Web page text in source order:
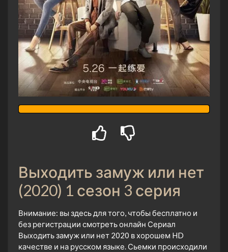
Выходить замуж или нет
(2020) 1 сезон 3 серия
Внимание: вы здесь для того, чтобы бесплатно и
без регистрации смотреть онлайн Сериал
Выходить замуж или нет 2020 в хорошем HD
качестве и на русском языке. Сьемки происходили